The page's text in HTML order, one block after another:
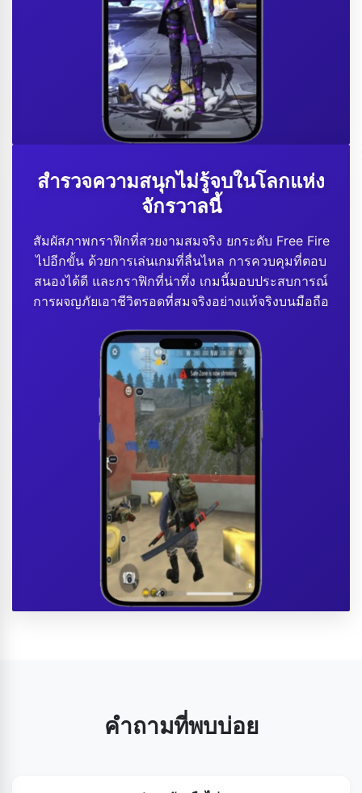
สำรวจความสนุกไม่รู้จบในโลกแห่ง
จักรวาลนี้
สัมผัสภาพกราฟิกที่สวยงามสมจริง ยกระดับ Free Fire
ไปอีกขั้น ด้วยการเล่นเกมที่ลื่นไหล การควบคุมที่ตอบ
สนองได้ดี และกราฟิกที่น่าทึ่ง เกมนี้มอบประสบการณ์
การผจญภัยเอาชีวิตรอดที่สมจริงอย่างแท้จริงบนมือถือ
คำถามที่พบบ่อย